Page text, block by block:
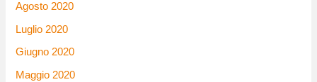
Agosto 2020
Luglio 2020
Giugno 2020
Maggio 2020